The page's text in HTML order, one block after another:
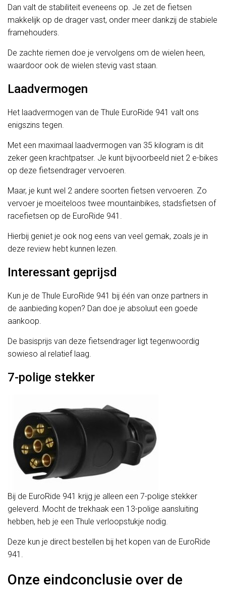
Dan valt de stabiliteit eveneens op. Je zet de fietsen
makkelijk op de drager vast, onder meer dankzij de stabiele
framehouders.
De zachte riemen doe je vervolgens om de wielen heen,
waardoor ook de wielen stevig vast staan.
Laadvermogen
Het laadvermogen van de Thule EuroRide 941 valt ons
enigszins tegen.
Met een maximaal laadvermogen van 35 kilogram is dit
zeker geen krachtpatser. Je kunt bijvoorbeeld niet 2 e-bikes
op deze fietsendrager vervoeren.
Maar, je kunt wel 2 andere soorten fietsen vervoeren. Zo
vervoer je moeiteloos twee mountainbikes, stadsfietsen of
racefietsen op de EuroRide 941.
Hierbij geniet je ook nog eens van veel gemak, zoals je in
deze review hebt kunnen lezen.
Interessant geprijsd
Kun je de Thule EuroRide 941 bij één van onze partners in
de aanbieding kopen? Dan doe je absoluut een goede
aankoop.
De basisprijs van deze fietsendrager ligt tegenwoordig
sowieso al relatief laag.
7-polige stekker
Bij de EuroRide 941 krijg je alleen een 7-polige stekker
geleverd. Mocht de trekhaak een 13-polige aansluiting
hebben, heb je een Thule verloopstukje nodig.
Deze kun je direct bestellen bij het kopen van de EuroRide
941.
Onze eindconclusie over de